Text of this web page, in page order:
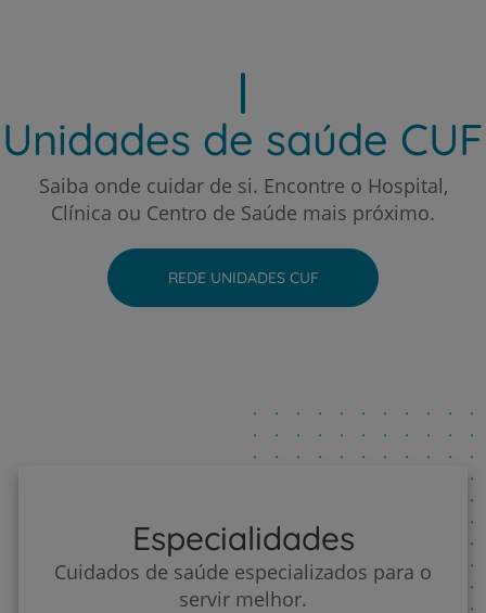
Hospital CUF Sintra
Hospital CUF Tejo - Lisboa
Hospital CUF Torres Vedras
Unidades de saúde CUF
Saiba onde cuidar de si. Encontre o Hospital,
Clínica ou Centro de Saúde mais próximo.
REDE UNIDADES CUF
Especialidades
Cuidados de saúde especializados para o
servir melhor.